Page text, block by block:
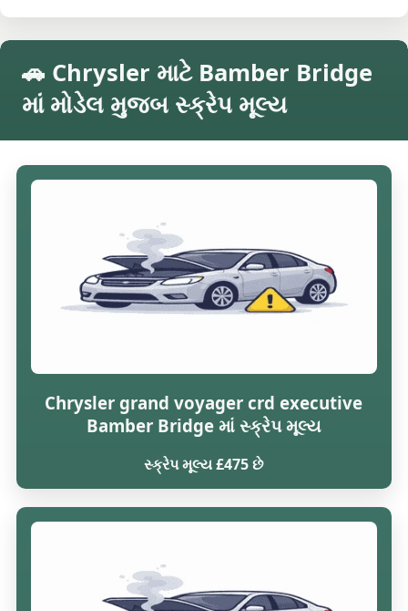
🚗 Chrysler માટે Bamber Bridge
માં મોડેલ મુજબ સ્ક્રેપ મૂલ્ય
Chrysler grand voyager crd executive
Bamber Bridge માં સ્ક્રેપ મૂલ્ય
સ્ક્રેપ મૂલ્ય £475 છે